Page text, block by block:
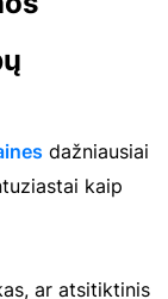
dažniausiai
kaip
ar atsitiktinis